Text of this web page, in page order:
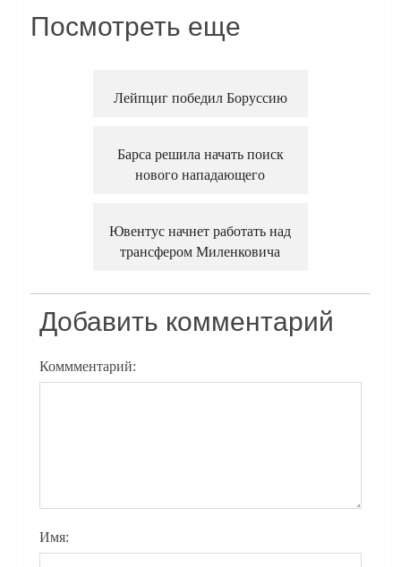
Посмотреть еще
Лейпциг победил Боруссию
Барса решила начать поиск
нового нападающего
Ювентус начнет работать над
трансфером Миленковича
Добавить комментарий
Коммментарий:
Имя: